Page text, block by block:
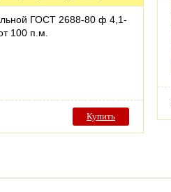
ГОСТ 2688-80 ф 4,1-
100 п.м.
Купить